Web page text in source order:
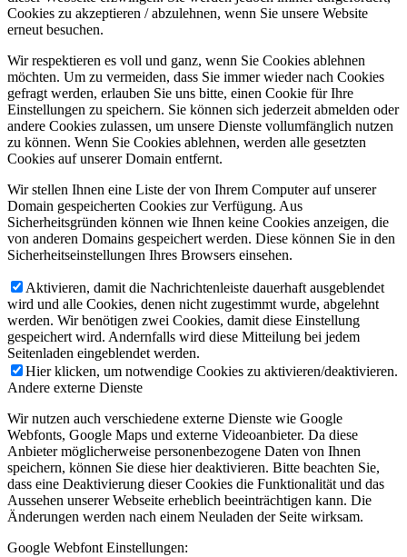
Cookies zu akzeptieren / abzulehnen, wenn Sie unsere Website
erneut besuchen.
Wir respektieren es voll und ganz, wenn Sie Cookies ablehnen
möchten. Um zu vermeiden, dass Sie immer wieder nach Cookies
gefragt werden, erlauben Sie uns bitte, einen Cookie für Ihre
Einstellungen zu speichern. Sie können sich jederzeit abmelden oder
andere Cookies zulassen, um unsere Dienste vollumfänglich nutzen
zu können. Wenn Sie Cookies ablehnen, werden alle gesetzten
Cookies auf unserer Domain entfernt.
Wir stellen Ihnen eine Liste der von Ihrem Computer auf unserer
Domain gespeicherten Cookies zur Verfügung. Aus
Sicherheitsgründen können wie Ihnen keine Cookies anzeigen, die
von anderen Domains gespeichert werden. Diese können Sie in den
Sicherheitseinstellungen Ihres Browsers einsehen.
Aktivieren, damit die Nachrichtenleiste dauerhaft ausgeblendet
wird und alle Cookies, denen nicht zugestimmt wurde, abgelehnt
werden. Wir benötigen zwei Cookies, damit diese Einstellung
gespeichert wird. Andernfalls wird diese Mitteilung bei jedem
Seitenladen eingeblendet werden.
Hier klicken, um notwendige Cookies zu aktivieren/deaktivieren.
Andere externe Dienste
Wir nutzen auch verschiedene externe Dienste wie Google
Webfonts, Google Maps und externe Videoanbieter. Da diese
Anbieter möglicherweise personenbezogene Daten von Ihnen
speichern, können Sie diese hier deaktivieren. Bitte beachten Sie,
dass eine Deaktivierung dieser Cookies die Funktionalität und das
Aussehen unserer Webseite erheblich beeinträchtigen kann. Die
Änderungen werden nach einem Neuladen der Seite wirksam.
Google Webfont Einstellungen: